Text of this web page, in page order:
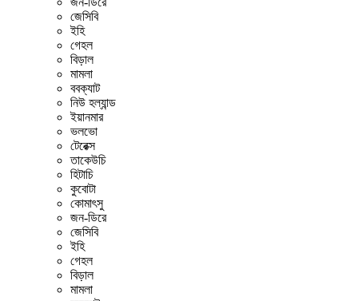
জেসিবি
ইহি
গেহল
বিড়াল
মামলা
ববক্যাট
নিউ হল্যান্ড
ইয়ানমার
ভলভো
টেরেক্স
তাকেউচি
হিটাচি
কুবোটা
কোমাৎসু
জন-ডিরে
জেসিবি
ইহি
গেহল
বিড়াল
মামলা